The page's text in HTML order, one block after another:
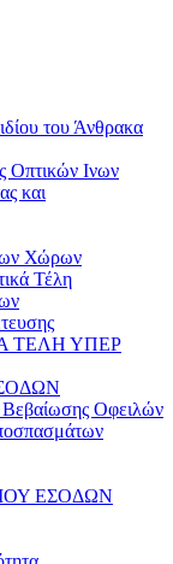
του Άνθρακα
Οπτικών Ινων
και
Χώρων
Τέλη
ΤΕΛΗ ΥΠΕΡ
Βεβαίωσης Οφειλών
ΕΣΟΔΩΝ